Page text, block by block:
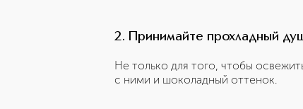
2. Принимайте прохладный
Не только для того, чтобы
с ними и шоколадный оттенок.